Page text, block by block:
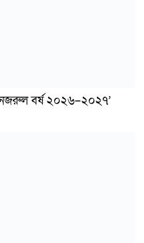
বর্ষ ২০২৬–২০২৭’